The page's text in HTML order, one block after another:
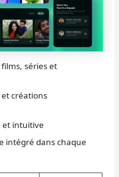
séries et
créations
intuitive
intégré dans chaque